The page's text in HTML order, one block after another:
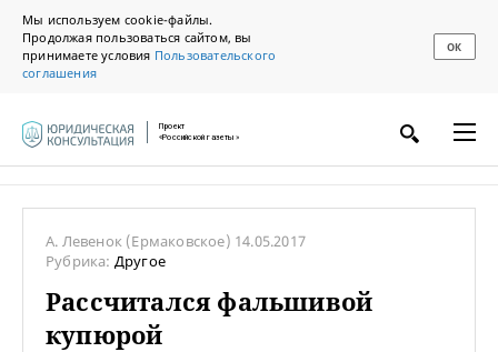
Мы используем cookie-файлы.
Продолжая пользоваться сайтом, вы
принимаете условия Пользовательского
соглашения
ОК
Проект
«Российской газеты»
А. Левенок (Ермаковское) 14.05.2017
Рубрика: Другое
Рассчитался фальшивой
купюрой